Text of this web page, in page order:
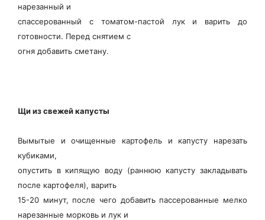
нарезанный и
спассерованный с томатом-пастой лук и варить до
готовности. Перед снятием с
огня добавить сметану.
Щи из свежей капусты
Вымытые и очищенные картофель и капусту нарезать
кубиками,
опустить в кипящую воду (раннюю капусту закладывать
после картофеля), варить
15-20 минут, после чего добавить пассерованные мелко
нарезанные морковь и лук и